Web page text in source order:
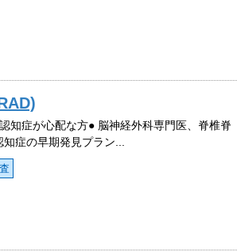
知症が心配な方● 脳神経外科専門医、脊椎脊
症の早期発見プラン...